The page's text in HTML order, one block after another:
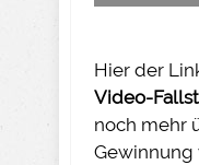
Hier der
Video-
noch mehr